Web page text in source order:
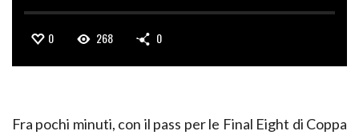
0 268 0
Fra pochi minuti, con il pass per le Final Eight di Coppa